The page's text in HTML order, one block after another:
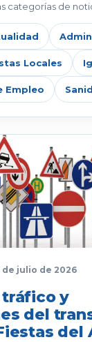
categorías de
Locales
Empleo
de julio de 2026
tráfico y
del
del